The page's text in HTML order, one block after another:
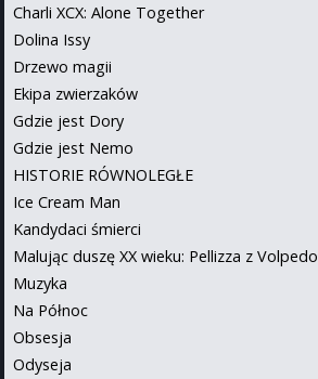
Charli XCX: Alone Together
Dolina Issy
Drzewo magii
Ekipa zwierzaków
Gdzie jest Dory
Gdzie jest Nemo
HISTORIE RÓWNOLEGŁE
Ice Cream Man
Kandydaci śmierci
Malując duszę XX wieku: Pellizza z Volpedo
Muzyka
Na Północ
Obsesja
Odyseja